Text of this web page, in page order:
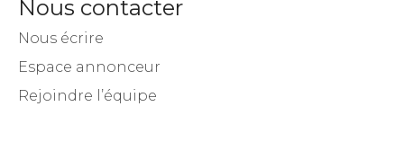
Nous contacter
Nous écrire
Espace annonceur
Rejoindre l’équipe